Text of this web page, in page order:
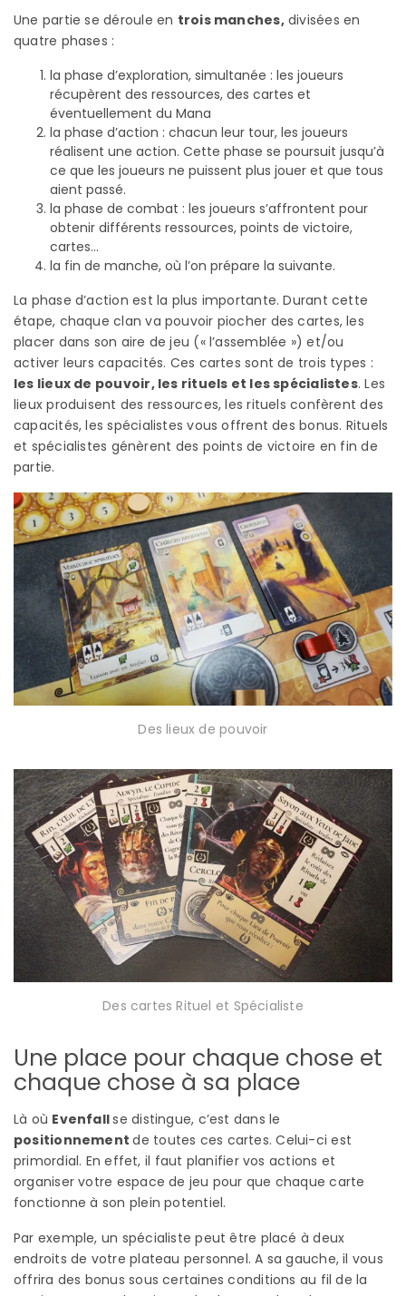
Une partie se déroule en trois manches,divisées en
quatre phases :
la phase d’exploration, simultanée : les joueurs
récupèrent des ressources, des cartes et
éventuellement du Mana
la phase d’action : chacun leur tour, les joueurs
réalisent une action. Cette phase se poursuit jusqu’à
ce que les joueurs ne puissent plus jouer et que tous
aient passé.
la phase de combat : les joueurs s’affrontent pour
obtenir différents ressources, points de victoire,
cartes…
la fin de manche, où l’on prépare la suivante.
La phase d’action est la plus importante. Durant cette
étape, chaque clan va pouvoir piocher des cartes, les
placer dans son aire de jeu (« l’assemblée ») et/ou
activer leurs capacités. Ces cartes sont de trois types :
les lieux de pouvoir, les rituels et les spécialistes. Les
lieux produisent des ressources, les rituels confèrent des
capacités, les spécialistes vous offrent des bonus. Rituels
et spécialistes génèrent des points de victoire en fin de
partie.
Des lieux de pouvoir
Des cartes Rituel et Spécialiste
Une place pour chaque chose et
chaque chose à sa place
Là où Evenfallse distingue, c’est dans le
positionnementde toutes ces cartes. Celui-ci est
primordial. En effet, il faut planifier vos actions et
organiser votre espace de jeu pour que chaque carte
fonctionne à son plein potentiel.
Par exemple, un spécialiste peut être placé à deux
endroits de votre plateau personnel. A sa gauche, il vous
offrira des bonus sous certaines conditions au fil de la